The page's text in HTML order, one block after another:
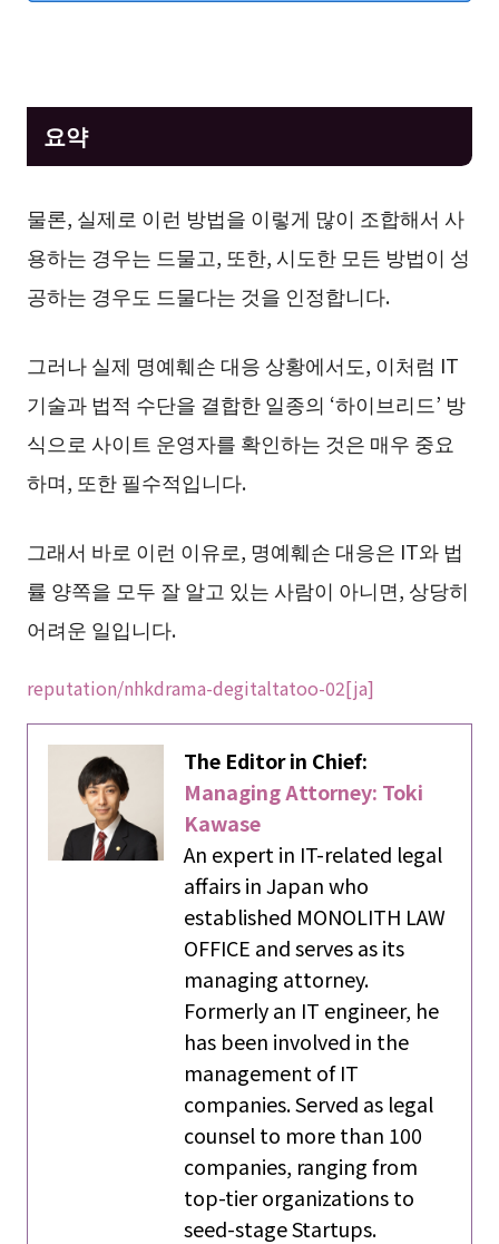
요약
물론, 실제로 이런 방법을 이렇게 많이 조합해서 사
용하는 경우는 드물고, 또한, 시도한 모든 방법이 성
공하는 경우도 드물다는 것을 인정합니다.
그러나 실제 명예훼손 대응 상황에서도, 이처럼 IT
기술과 법적 수단을 결합한 일종의 ‘하이브리드’ 방
식으로 사이트 운영자를 확인하는 것은 매우 중요
하며, 또한 필수적입니다.
그래서 바로 이런 이유로, 명예훼손 대응은 IT와 법
률 양쪽을 모두 잘 알고 있는 사람이 아니면, 상당히
어려운 일입니다.
reputation/nhkdrama-degitaltatoo-02[ja]
The Editor in Chief:
Managing Attorney: Toki
Kawase
An expert in IT-related legal
affairs in Japan who
established MONOLITH LAW
OFFICE and serves as its
managing attorney.
Formerly an IT engineer, he
has been involved in the
management of IT
companies. Served as legal
counsel to more than 100
companies, ranging from
top-tier organizations to
seed-stage Startups.